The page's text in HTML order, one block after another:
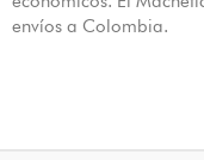
envíos a Colombia.